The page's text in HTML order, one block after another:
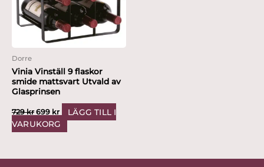
Dorre
Vinia Vinställ 9 flaskor
smide mattsvart Utvald av
Glasprinsen
729kr 699 kr
LÄGG TILL I
VARUKORG